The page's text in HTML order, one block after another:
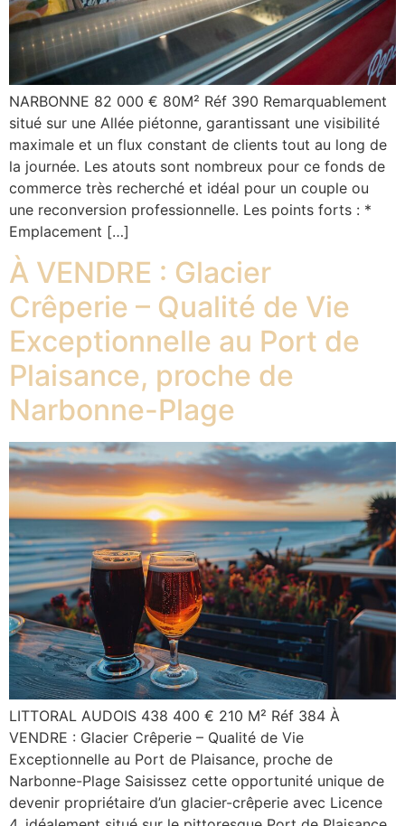
NARBONNE 82 000 € 80M² Réf 390 Remarquablement
situé sur une Allée piétonne, garantissant une visibilité
maximale et un flux constant de clients tout au long de
la journée. Les atouts sont nombreux pour ce fonds de
commerce très recherché et idéal pour un couple ou
une reconversion professionnelle. Les points forts : *
Emplacement […]
À VENDRE : Glacier
Crêperie – Qualité de Vie
Exceptionnelle au Port de
Plaisance, proche de
Narbonne-Plage
LITTORAL AUDOIS 438 400 € 210 M² Réf 384 À
VENDRE : Glacier Crêperie – Qualité de Vie
Exceptionnelle au Port de Plaisance, proche de
Narbonne-Plage Saisissez cette opportunité unique de
devenir propriétaire d’un glacier-crêperie avec Licence